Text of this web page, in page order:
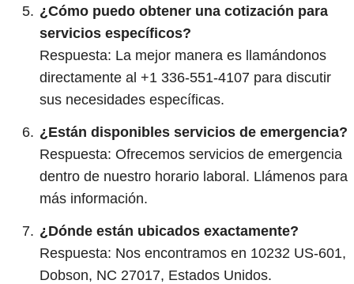
¿Cómo puedo obtener una cotización para
servicios específicos?
Respuesta: La mejor manera es llamándonos
directamente al +1 336-551-4107 para discutir
sus necesidades específicas.
¿Están disponibles servicios de emergencia?
Respuesta: Ofrecemos servicios de emergencia
dentro de nuestro horario laboral. Llámenos para
más información.
¿Dónde están ubicados exactamente?
Respuesta: Nos encontramos en 10232 US-601,
Dobson, NC 27017, Estados Unidos.